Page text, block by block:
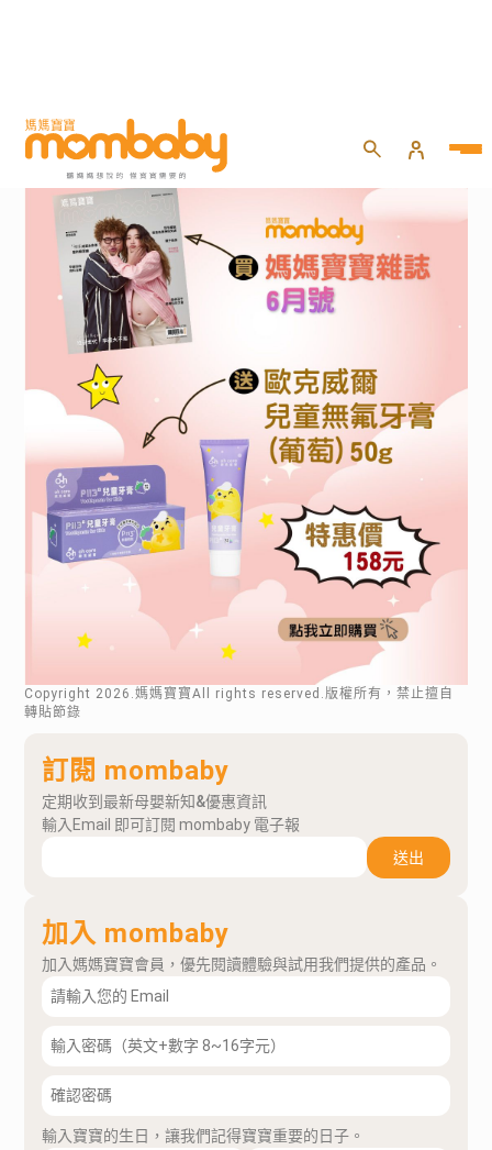
Copyright 2026 .媽媽寶寶All rights reserved.版權所有，禁止擅自
轉貼節錄
訂閱 mombaby
定期收到最新母嬰新知&優惠資訊
輸入Email 即可訂閱 mombaby 電子報
送出
加入 mombaby
加入媽媽寶寶會員，優先閱讀體驗與試用我們提供的產品。
輸入寶寶的生日，讓我們記得寶寶重要的日子。